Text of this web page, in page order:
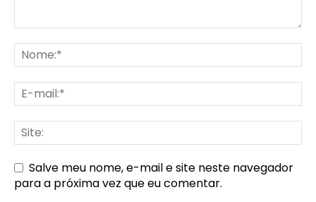
Salve meu nome, e-mail e site neste navegador
para a próxima vez que eu comentar.